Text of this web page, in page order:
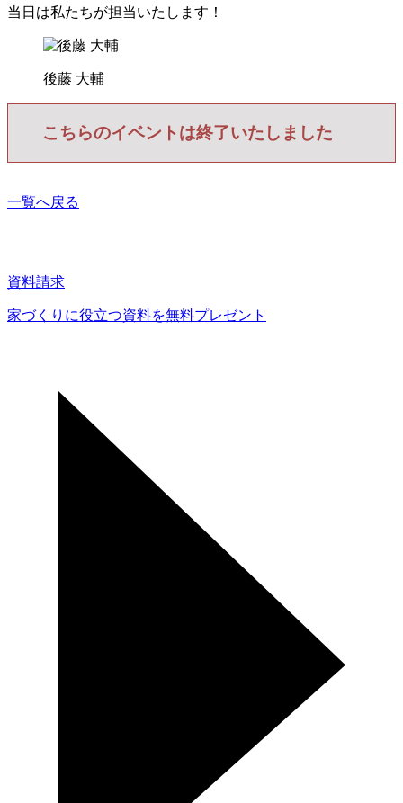
当日は私たちが担当いたします！
後藤 大輔
こちらのイベントは終了いたしました
一覧へ戻る
資料請求
家づくりに役立つ資料を無料プレゼント